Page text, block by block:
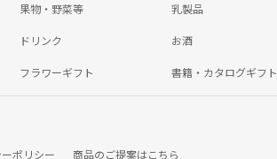
果物・野菜等 乳製品
ドリンク お酒
フラワーギフト 書籍・カタログギフト
ポリシー 商品のご提案はこちら